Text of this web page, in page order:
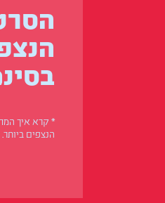
* קרא איך
הנצפים ביותר.